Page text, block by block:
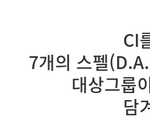
CI
7개의 스펠
대상그룹
담